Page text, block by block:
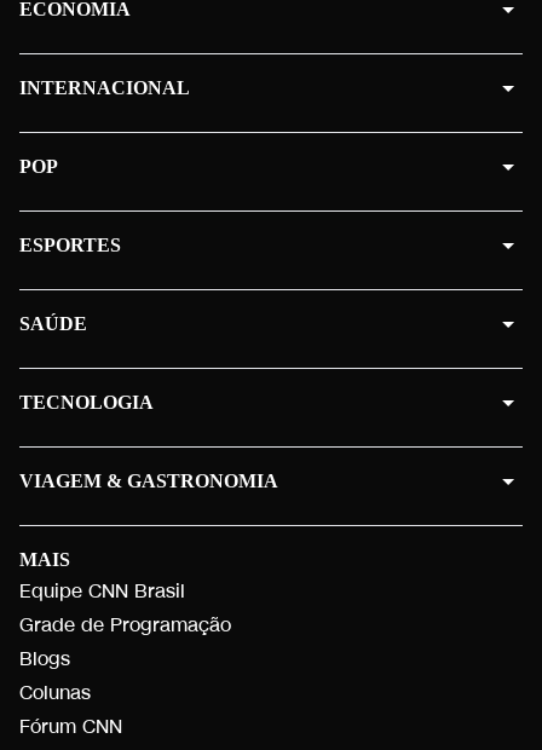
MAIS
Equipe CNN Brasil
Grade de Programação
Blogs
Colunas
Fórum CNN
ECONOMIA
INTERNACIONAL
POP
ESPORTES
SAÚDE
TECNOLOGIA
VIAGEM & GASTRONOMIA